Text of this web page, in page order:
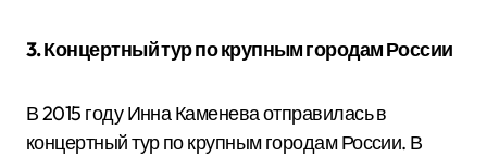
3. Концертный тур по крупным городам России
В 2015 году Инна Каменева отправилась в
концертный тур по крупным городам России. В